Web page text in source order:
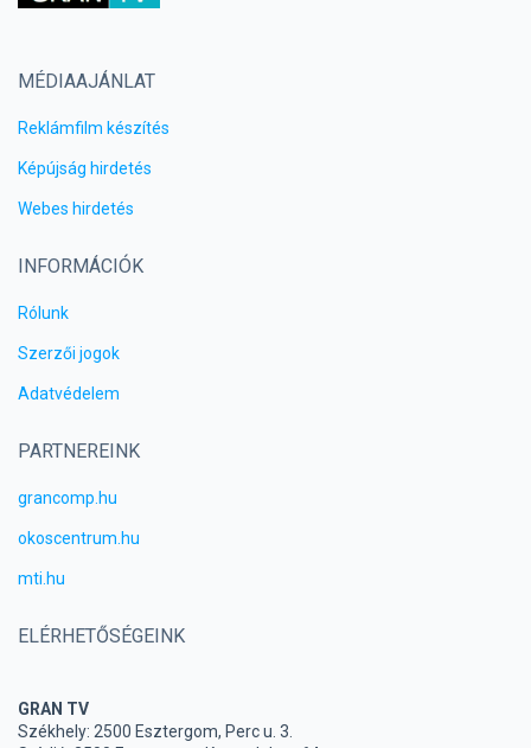
MÉDIAAJÁNLAT
Reklámfilm készítés
Képújság hirdetés
Webes hirdetés
INFORMÁCIÓK
Rólunk
Szerzői jogok
Adatvédelem
PARTNEREINK
grancomp.hu
okoscentrum.hu
mti.hu
ELÉRHETŐSÉGEINK
GRAN TV
Székhely: 2500 Esztergom, Perc u. 3.